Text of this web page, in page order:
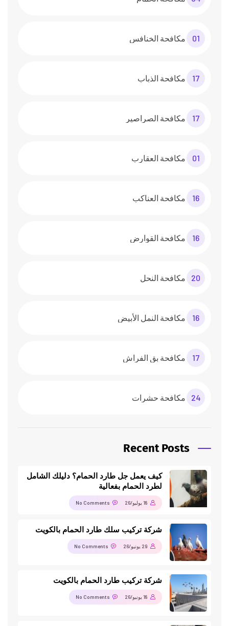
مكافحة الخنافس 01
مكافحة الذباب 17
مكافحة الصراصير 17
مكافحة العقارب 01
مكافحة العناكب 16
مكافحة القوارض 16
مكافحة النحل 20
مكافحة النمل الأبيض 16
مكافحة بق الفراش 17
مكافحة حشرات 24
Recent Posts
كيف يعمل جل طارد الحمام؟ دليلك الشامل
لطرد الحمام بفعالية
18 يوليو/26 No Comments
شركة تركيب سلك طارد الحمام بالكويت
29 يونيو/26 No Comments
شركة تركيب طارد الحمام بالكويت
18 يونيو/26 No Comments